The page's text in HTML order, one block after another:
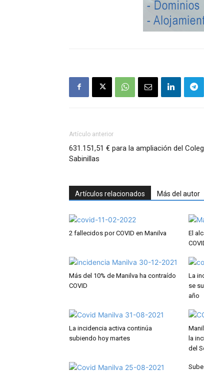
Artículo anterior
631.151,51 € para la ampliación del
Sabinillas
Artículos relacionados Más del autor
2 fallecidos por COVID en Manilva
El
Más del 10% de Manilva ha contraído
COVID
La
se
año
La incidencia activa continúa
subiendo hoy martes
la
del